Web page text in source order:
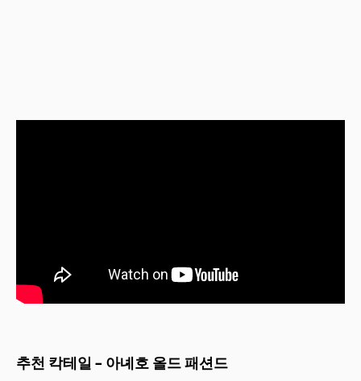
추천 칵테일 – 아녜호 올드 패션드